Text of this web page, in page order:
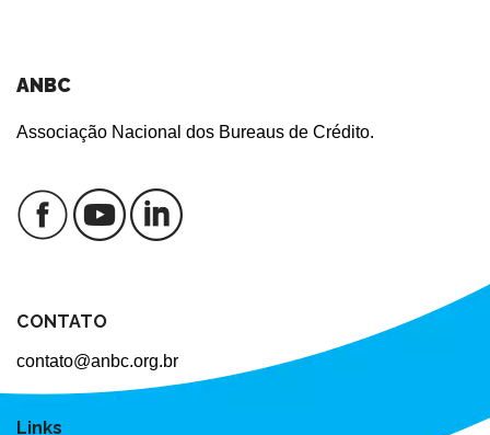
ANBC
Associação Nacional dos Bureaus de Crédito.
CONTATO
contato@anbc.org.br
Links